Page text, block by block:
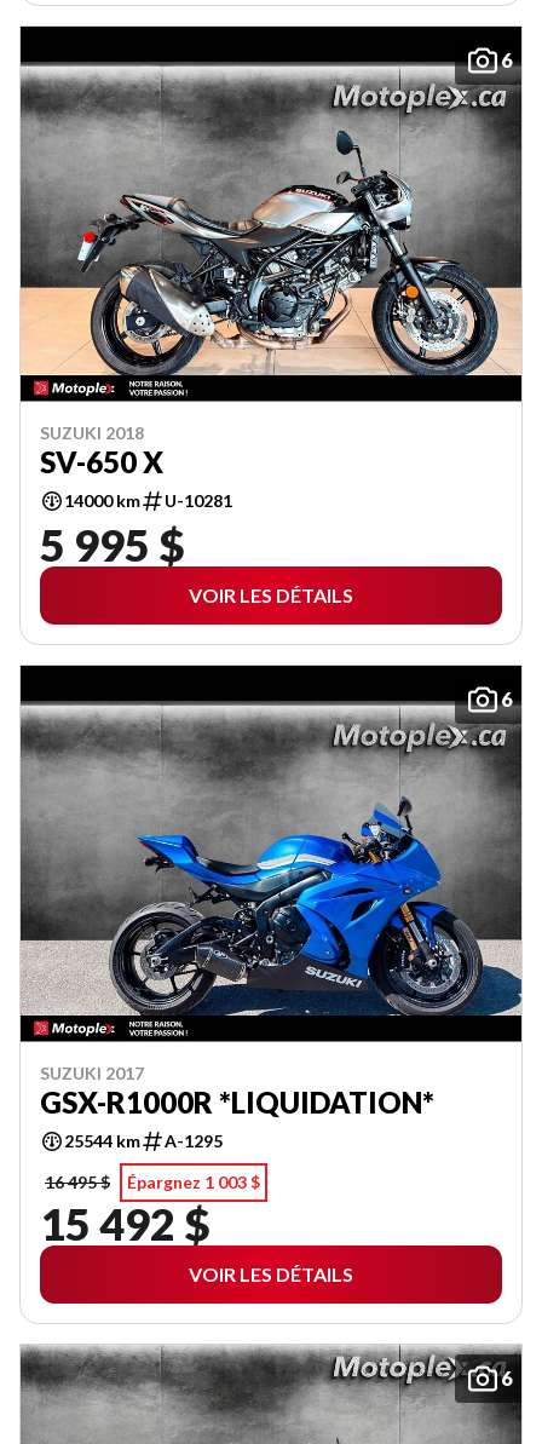
6
SUZUKI 2018
SV-650 X
14000 km U-10281
5 995 $
VOIR LES DÉTAILS
6
SUZUKI 2017
GSX-R1000R *LIQUIDATION*
25544 km
A-1295
16 495 $
Épargnez 1 003 $
15 492 $
VOIR LES DÉTAILS
6